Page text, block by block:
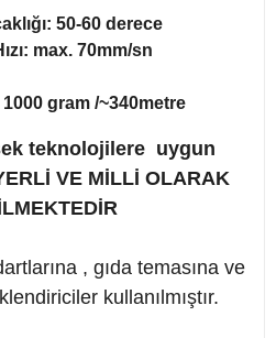
50-60 derece
max. 70mm/sn
1000 gram /~340metre
teknolojilere uygun
VE MİLLİ OLARAK
, gıda temasına ve
kullanılmıştır.